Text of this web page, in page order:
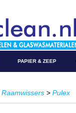
PAPIER & ZEEP
Raamwissers > Pulex